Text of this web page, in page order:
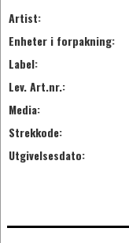
Artist:
Enheter i forpakning:
Label:
Lev. Art.nr.:
Media:
Strekkode:
Utgivelsesdato: